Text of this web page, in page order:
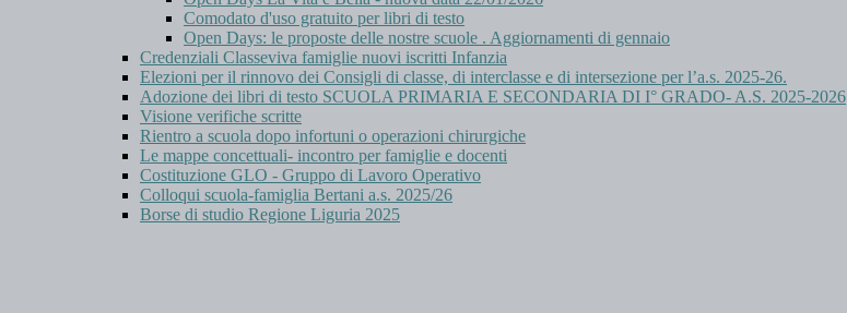
Comodato d'uso gratuito per libri di testo
Open Days: le proposte delle nostre scuole . Aggiornamenti di gennaio
Credenziali Classeviva famiglie nuovi iscritti Infanzia
Elezioni per il rinnovo dei Consigli di classe, di interclasse e di intersezione per l’a.s. 2025-26.
Adozione dei libri di testo SCUOLA PRIMARIA E SECONDARIA DI I° GRADO- A.S. 2025-2026
Visione verifiche scritte
Rientro a scuola dopo infortuni o operazioni chirurgiche
Le mappe concettuali- incontro per famiglie e docenti
Costituzione GLO - Gruppo di Lavoro Operativo
Colloqui scuola-famiglia Bertani a.s. 2025/26
Borse di studio Regione Liguria 2025